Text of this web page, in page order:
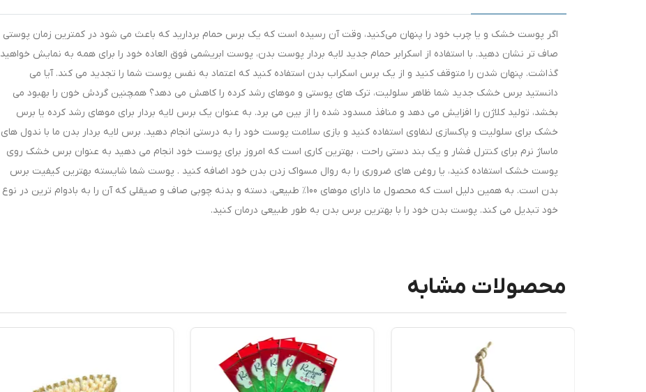
اگر پوست خشک و یا چرب خود را پنهان می‌کنید، وقت آن رسیده است که یک برس حمام بردارید که باعث می‌ شود در کمترین زمان پوستی
صاف‌ تر نشان دهید. با استفاده از اسکرابر حمام جدید لایه بردار پوست بدن، پوست ابریشمی فوق العاده خود را برای همه به نمایش خواهید
گذاشت. پنهان شدن را متوقف کنید و از یک برس اسکراب بدن استفاده کنید که اعتماد به نفس پوست شما را تجدید می کند. آیا می
دانستید برس خشک جدید شما ظاهر سلولیت، ترک های پوستی و موهای رشد کرده را کاهش می دهد؟ همچنین گردش خون را بهبود می
بخشد، تولید کلاژن را افزایش می دهد و منافذ مسدود شده را از بین می برد. به عنوان یک برس لایه بردار برای موهای رشد کرده یا برس
خشک برای سلولیت و پاکسازی لنفاوی استفاده کنید و بازی سلامت پوست خود را به درستی انجام دهید. برس لایه بردار بدن ما با ندول های
ماساژ نرم برای کنترل فشار و یک بند دستی راحت ، بهترین کاری است که امروز برای پوست خود انجام می دهید به عنوان برس خشک روی
پوست خشک استفاده کنید، یا روغن های ضروری را به روال مسواک زدن بدن خود اضافه کنید . پوست شما شایسته بهترین کیفیت برس
بدن است. به همین دلیل است که محصول ما دارای موهای 100٪ طبیعی، دسته و بدنه چوبی صاف و صیقلی که آن را به بادوام ترین در نوع
خود تبدیل می کند. پوست بدن خود را با بهترین برس بدن به طور طبیعی درمان کنید.
محصولات مشابه